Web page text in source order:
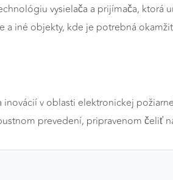
vysielača a prijímača,
a iné objekty, kde je potrebná
v oblasti elektronickej
prevedení, pripravenom čeliť